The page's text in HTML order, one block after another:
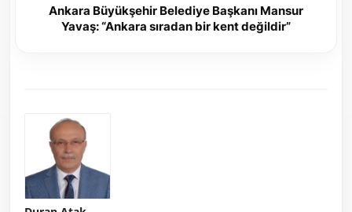
Ankara Büyükşehir Belediye Başkanı Mansur
Yavaş: “Ankara sıradan bir kent değildir”